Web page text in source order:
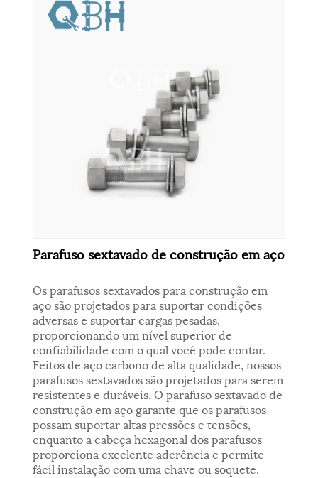
Parafuso sextavado de construção em aço
Os parafusos sextavados para construção em
aço são projetados para suportar condições
adversas e suportar cargas pesadas,
proporcionando um nível superior de
confiabilidade com o qual você pode contar.
Feitos de aço carbono de alta qualidade, nossos
parafusos sextavados são projetados para serem
resistentes e duráveis. O parafuso sextavado de
construção em aço garante que os parafusos
possam suportar altas pressões e tensões,
enquanto a cabeça hexagonal dos parafusos
proporciona excelente aderência e permite
fácil instalação com uma chave ou soquete.